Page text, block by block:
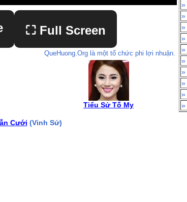
⛶ Full Screen
QueHuong.Org là một tổ chức phi lợi nhuận.
Tiểu Sử Tố My
Cưới (Vinh Sử)
»
»
»
»
»
»
»
»
»
»